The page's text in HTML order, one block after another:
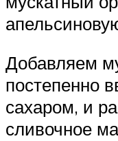
Добавляем
постепенно
сахаром, и
сливочное